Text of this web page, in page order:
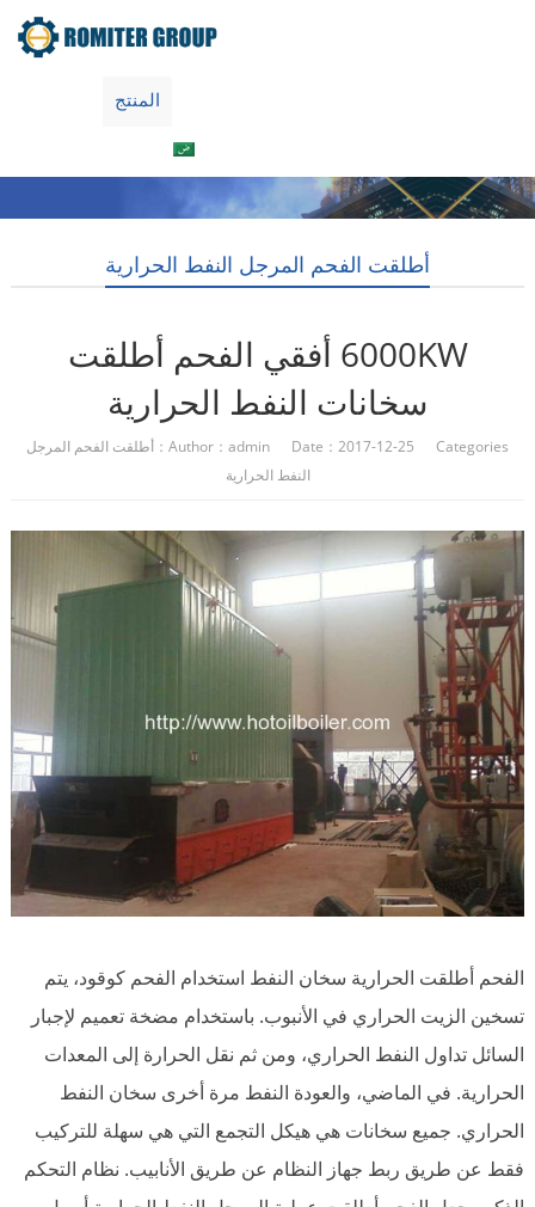
المنتج
أطلقت الفحم المرجل النفط الحرارية
6000KW أفقي الفحم أطلقت
سخانات النفط الحرارية
Author：admin Date：2017-12-25 Categories：
أطلقت الفحم المرجل
النفط الحرارية
الفحم أطلقت الحرارية سخان النفط استخدام الفحم كوقود، يتم
تسخين الزيت الحراري في الأنبوب. باستخدام مضخة تعميم لإجبار
السائل تداول النفط الحراري، ومن ثم نقل الحرارة إلى المعدات
الحرارية. في الماضي، والعودة النفط مرة أخرى سخان النفط
الحراري. جميع سخانات هي هيكل التجمع التي هي سهلة للتركيب
فقط عن طريق ربط جهاز النظام عن طريق الأنابيب. نظام التحكم